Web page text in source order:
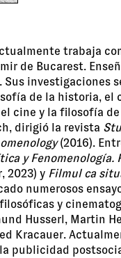
trabaja
de Bucarest.
Sus investigaciones
de la historia, el
cine y la filosofía de
dirigió la revista
(2016).
y Fenomenología.
2023) y Filmul ca
numerosos
y
Husserl, Martin
Kracauer.
publicidad